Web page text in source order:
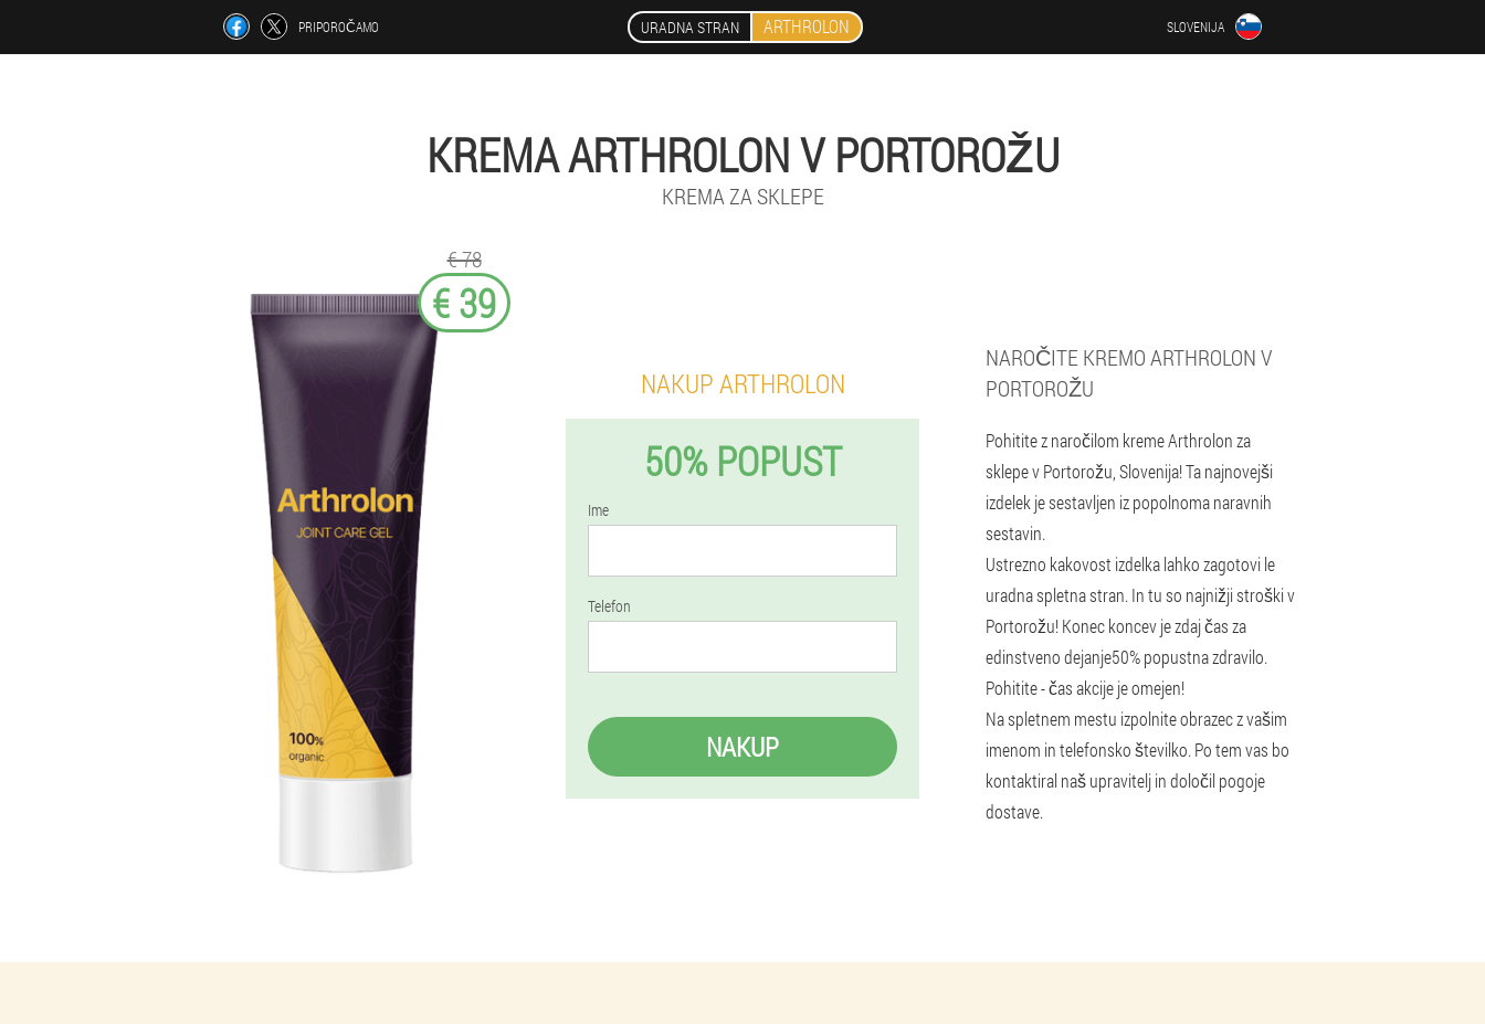
PRIPOROČAMO URADNA STRAN ARTHROLON SLOVENIJA
KREMA ARTHROLON V PORTOROŽU
KREMA ZA SKLEPE
€ 78
€ 39
NAKUP ARTHROLON
50% POPUST
Ime
Telefon
NAKUP
NAROČITE KREMO ARTHROLON V
PORTOROŽU
Pohitite z naročilom kreme Arthrolon za
sklepe v Portorožu, Slovenija! Ta najnovejši
izdelek je sestavljen iz popolnoma naravnih
sestavin.
Ustrezno kakovost izdelka lahko zagotovi le
uradna spletna stran. In tu so najnižji stroški v
Portorožu! Konec koncev je zdaj čas za
edinstveno dejanje50% popustna zdravilo.
Pohitite - čas akcije je omejen!
Na spletnem mestu izpolnite obrazec z vašim
imenom in telefonsko številko. Po tem vas bo
kontaktiral naš upravitelj in določil pogoje
dostave.